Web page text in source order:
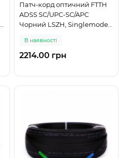
Патч-корд оптичний FTTH
ADSS SC/UPC-SC/APC
Чорний LSZH, Singlemode
В наявності
2214.00 грн